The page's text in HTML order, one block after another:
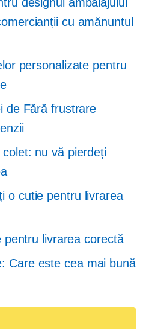
cu amănuntul
personalizate pentru
de Fără frustrare
nu vă pierdeți
o cutie pentru livrarea
pentru livrarea corectă
Care este cea mai bună